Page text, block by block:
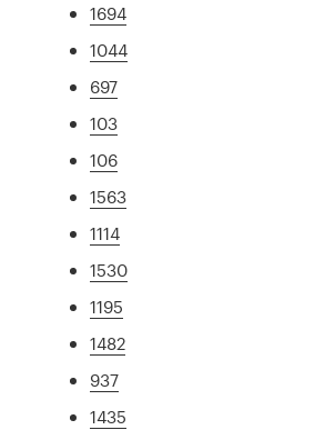
1694
1044
697
103
106
1563
1114
1530
1195
1482
937
1435